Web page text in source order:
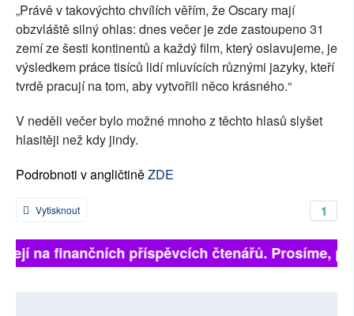
„Právě v takovýchto chvílích věřím, že Oscary mají
obzvláště silný ohlas: dnes večer je zde zastoupeno 31
zemí ze šesti kontinentů a každý film, který oslavujeme, je
výsledkem práce tisíců lidí mluvících různými jazyky, kteří
tvrdě pracují na tom, aby vytvořili něco krásného.“
V neděli večer bylo možné mnoho z těchto hlasů slyšet
hlasitěji než kdy jindy.
Podrobnoti v angličtiněZDE
1
Vytisknout
na finančních příspěvcích čtenářů. Prosíme,